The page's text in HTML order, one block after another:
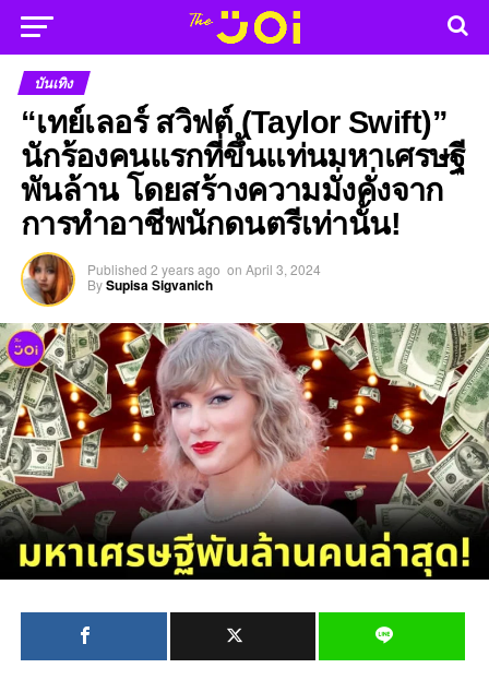
บันเทิง
“เทย์เลอร์ สวิฟต์ (Taylor Swift)”
นักร้องคนแรกที่ขึ้นแท่นมหาเศรษฐี
พันล้าน โดยสร้างความมั่งคั่งจาก
การทำอาชีพนักดนตรีเท่านั้น!
Published 2 years ago on April 3, 2024
BySupisa Sigvanich